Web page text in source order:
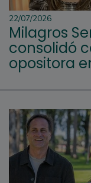
22/07/2026
Milagros
consolidó
opositora